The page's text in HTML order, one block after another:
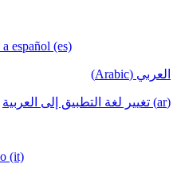
español (es)
العربي (Arabic)
(ar) تغيير لغة التطبيق إلى العربية
(it)